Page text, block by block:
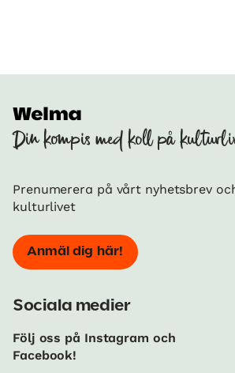
Din kompis med koll på
Prenumerera på vårt nyhetsbrev
kulturlivet
Anmäl dig här!
Sociala medier
Följ oss på Instagram och
Facebook!